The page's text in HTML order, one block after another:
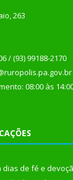
263
/ (93) 99188-2170
08:00 às
de fé e